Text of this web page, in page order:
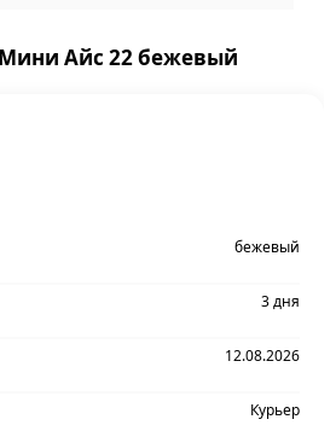
Айс 22 бежевый
бежевый
3 дня
12.08.2026
Курьер